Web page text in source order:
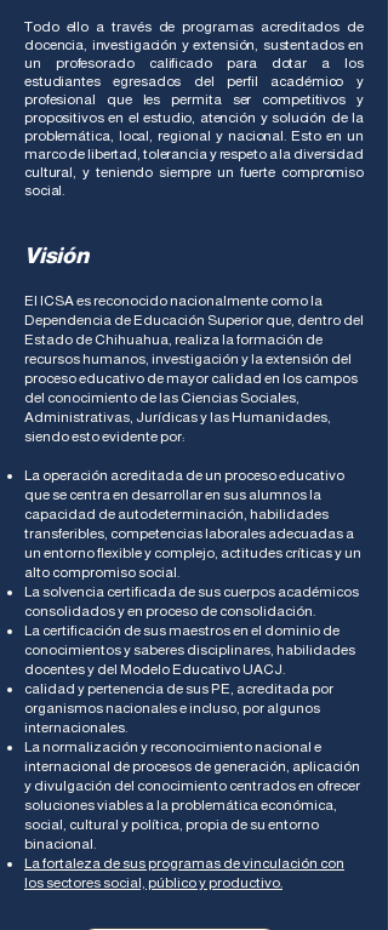
Todo ello a través de programas acreditados de
docencia, investigación y extensión, sustentados en
un profesorado calificado para dotar a los
estudiantes egresados del perfil académico y
profesional que les permita ser competitivos y
propositivos en el estudio, atención y solución de la
problemática, local, regional y nacional. Esto en un
marco de libertad, tolerancia y respeto a la diversidad
cultural, y teniendo siempre un fuerte compromiso
social.
Visión
El ICSA es reconocido nacionalmente como la
Dependencia de Educación Superior que, dentro del
Estado de Chihuahua, realiza la formación de
recursos humanos, investigación y la extensión del
proceso educativo de mayor calidad en los campos
del conocimiento de las Ciencias Sociales,
Administrativas, Jurídicas y las Humanidades,
siendo esto evidente por:
La operación acreditada de un proceso educativo
que se centra en desarrollar en sus alumnos la
capacidad de autodeterminación, habilidades
transferibles, competencias laborales adecuadas a
un entorno flexible y complejo, actitudes críticas y un
alto compromiso social.
La solvencia certificada de sus cuerpos académicos
consolidados y en proceso de consolidación.
La certificación de sus maestros en el dominio de
conocimientos y saberes disciplinares, habilidades
docentes y del Modelo Educativo UACJ.
calidad y pertenencia de sus PE, acreditada por
organismos nacionales e incluso, por algunos
internacionales.
La normalización y reconocimiento nacional e
internacional de procesos de generación, aplicación
y divulgación del conocimiento centrados en ofrecer
soluciones viables a la problemática económica,
social, cultural y política, propia de su entorno
binacional.
La fortaleza de sus programas de vinculación con
los sectores social, público y productivo​.